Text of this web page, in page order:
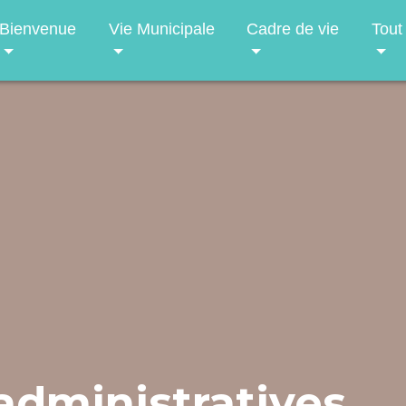
Bienvenue Vie Municipale Cadre de vie